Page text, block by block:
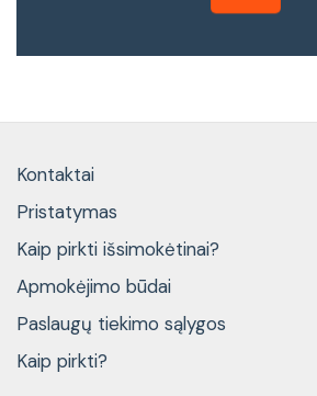
Kontaktai
Pristatymas
Kaip pirkti išsimokėtinai?
Apmokėjimo būdai
Paslaugų tiekimo sąlygos
Kaip pirkti?